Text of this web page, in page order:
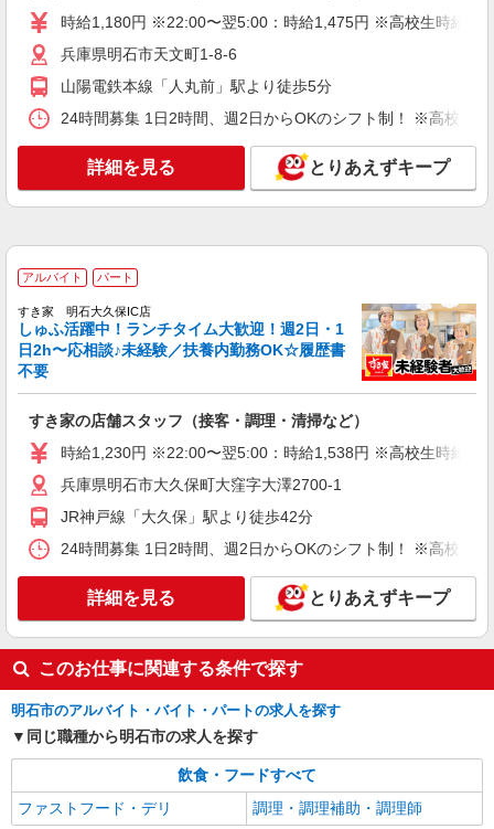
すき家 明石大久保IC店
すき家の店舗スタッフ（接客・調理・清掃な
ど）
高校生時給1,180円 ※早朝手当（5:00〜9:00）時給
＋150円兵庫県明石市大久保町大窪字大澤2700-1
キープ
ピザハット 明石大久保店
ピザの宅配／デリバリー・配達
時給1,180円以上 平日 時給1,180円以上 高校
生 時給1,120円以上
兵庫県明石市大久保町大窪1865ー2
キープ 詳細を見る
アルバイト
定食屋 宮本むなし JR西明石駅前店
ホール・キッチンスタッフ
時給1120円〜 ※研修30時間有（同時給）
・JR西明石駅前店 （兵庫県明石市小久保2-1-
19 第一ビル1F／JR神戸線「西明石」駅徒歩2
分）
キープ 詳細を見る
ピザハット 西明石店
ピザの宅配／デリバリー・配達
時給1,180円以上 平日 時給1,180円以上 高校
生 時給1,120円以上
兵庫県明石市野々上2ー1ー10 ライフエステ
時給1,180円 ※22:00〜翌5:00：時給1,475円 ※高校生時給
兵庫県明石市天文町1-8-6
山陽電鉄本線「人丸前」駅より徒歩5分
24時間募集 1日2時間、週2日からOKのシフト制！ ※高校生
詳細を見る とりあえずキープ
アルバイト パート
すき家 明石大久保IC店
しゅふ活躍中！ランチタイム大歓迎！週2日・1
日2h〜応相談♪未経験／扶養内勤務OK☆履歴書
不要
すき家の店舗スタッフ（接客・調理・清掃など）
時給1,230円 ※22:00〜翌5:00：時給1,538円 ※高校生時給
兵庫県明石市大久保町大窪字大澤2700-1
JR神戸線「大久保」駅より徒歩42分
24時間募集 1日2時間、週2日からOKのシフト制！ ※高校生
詳細を見る とりあえずキープ
このお仕事に関連する条件で探す
明石市のアルバイト・バイト・パートの求人を探す
同じ職種から明石市の求人を探す
飲食・フードすべて
ファストフード・デリ
調理・調理補助・調理師